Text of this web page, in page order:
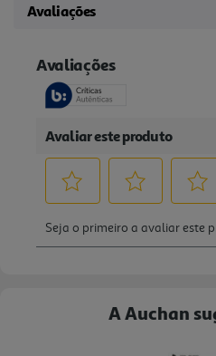
Avaliações
A Auchan